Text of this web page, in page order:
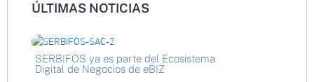
ÚLTIMAS NOTICIAS
SERBIFOS ya es parte del Ecosistema
Digital de Negocios de eBIZ